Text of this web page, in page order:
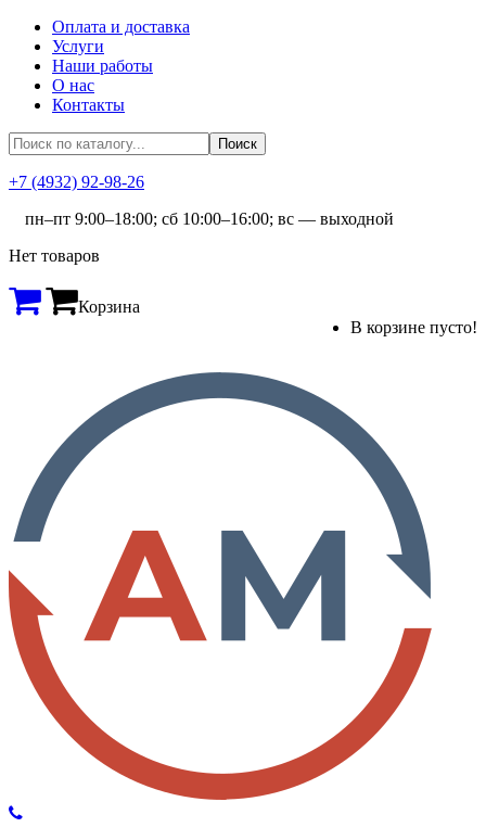
Оплата и доставка
Услуги
Наши работы
О нас
Контакты
+7 (4932) 92-98-26
пн–пт 9:00–18:00; сб 10:00–16:00; вс — выходной
Нет товаров
Корзина
В корзине пусто!